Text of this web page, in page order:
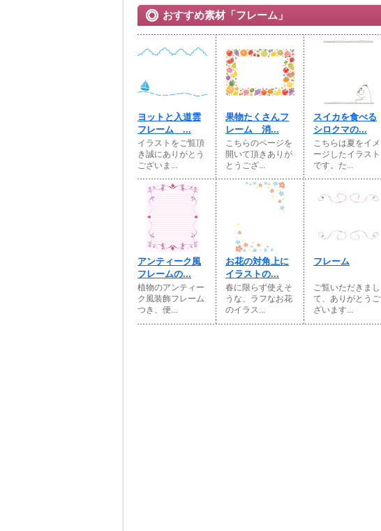
おすすめ素材「フレーム」
ヨットと入道雲
フレーム ...
イラストをご覧頂
き誠にありがとう
ございま...
果物たくさんフ
レーム 消...
こちらのページを
開いて頂きありが
とうござ...
スイカを食べる
シロクマの...
こちらは夏をイメ
ージしたイラスト
です。た...
アンティーク風
フレームの...
植物のアンティー
ク風装飾フレーム
つき、便...
お花の対角上に
イラストの...
春に限らず使えそ
うな、ラフなお花
のイラス...
フレーム
ご覧いただきまし
て、ありがとうご
ざいます...